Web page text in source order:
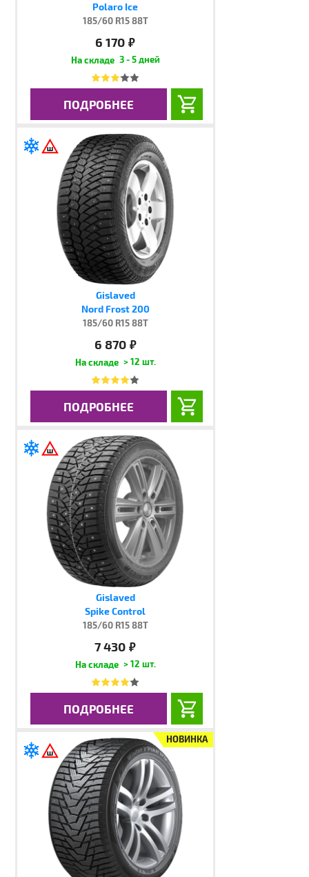
Polaro Ice
185/60 R15 88T
6 170 руб.
3 - 5 дней
ПОДРОБНЕЕ
Gislaved
Nord Frost 200
185/60 R15 88T
6 870 руб.
> 12 шт.
ПОДРОБНЕЕ
Gislaved
Spike Control
185/60 R15 88T
7 430 руб.
> 12 шт.
ПОДРОБНЕЕ
НОВИНКА